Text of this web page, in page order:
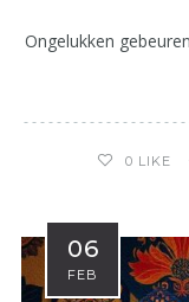
Ongelukken
0 LIKE
06
FEB